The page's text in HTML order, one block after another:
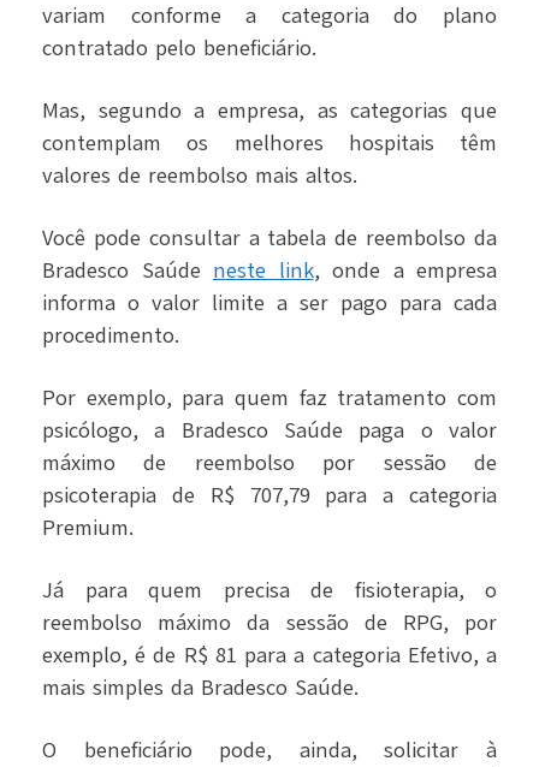
variam conforme a categoria do plano
contratado pelo beneficiário.
Mas, segundo a empresa, as categorias que
contemplam os melhores hospitais têm
valores de reembolso mais altos.
Você pode consultar a tabela de reembolso da
Bradesco Saúde neste link, onde a empresa
informa o valor limite a ser pago para cada
procedimento.
Por exemplo, para quem faz tratamento com
psicólogo, a Bradesco Saúde paga o valor
máximo de reembolso por sessão de
psicoterapia de R$ 707,79 para a categoria
Premium.
Já para quem precisa de fisioterapia, o
reembolso máximo da sessão de RPG, por
exemplo, é de R$ 81 para a categoria Efetivo, a
mais simples da Bradesco Saúde.
O beneficiário pode, ainda, solicitar à